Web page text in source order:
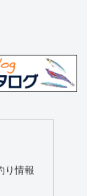
り情報